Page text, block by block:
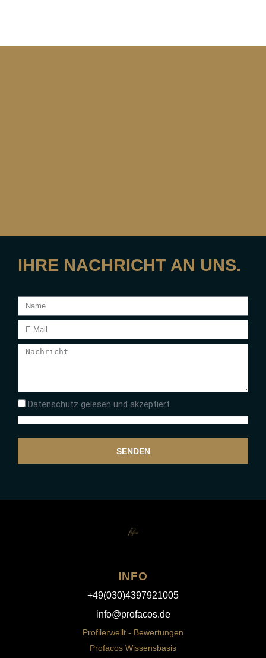
IHRE NACHRICHT AN UNS.
Datenschutz gelesen und akzeptiert
SENDEN
INFO
+49(030)4397921005
info@profacos.de
Profilerwellt - Bewertungen
Profacos Wissensbasis